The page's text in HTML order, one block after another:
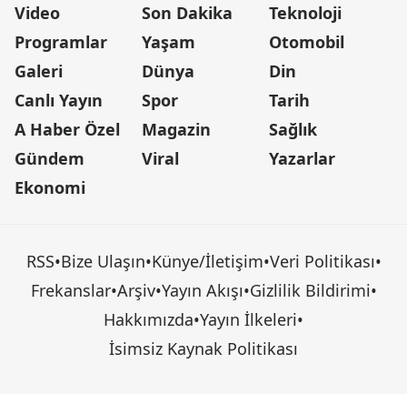
Video
Programlar
Galeri
Canlı Yayın
A Haber Özel
Gündem
Ekonomi
Son Dakika
Yaşam
Dünya
Spor
Magazin
Viral
Teknoloji
Otomobil
Din
Tarih
Sağlık
Yazarlar
RSS•Bize Ulaşın•Künye/İletişim•Veri Politikası•
Frekanslar•Arşiv•Yayın Akışı•Gizlilik Bildirimi•
Hakkımızda•Yayın İlkeleri•
İsimsiz Kaynak Politikası